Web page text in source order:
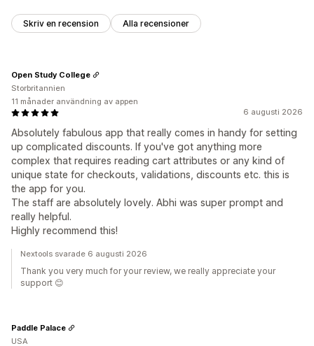
Skriv en recension Alla recensioner
6 augusti 2026
Absolutely fabulous app that really comes in handy for setting
up complicated discounts. If you've got anything more
complex that requires reading cart attributes or any kind of
unique state for checkouts, validations, discounts etc. this is
the app for you.
The staff are absolutely lovely. Abhi was super prompt and
really helpful.
Highly recommend this!
Open Study College
Storbritannien
11 månader användning av appen
Nextools svarade 6 augusti 2026
Thank you very much for your review, we really appreciate your
support 😊
Paddle Palace
USA